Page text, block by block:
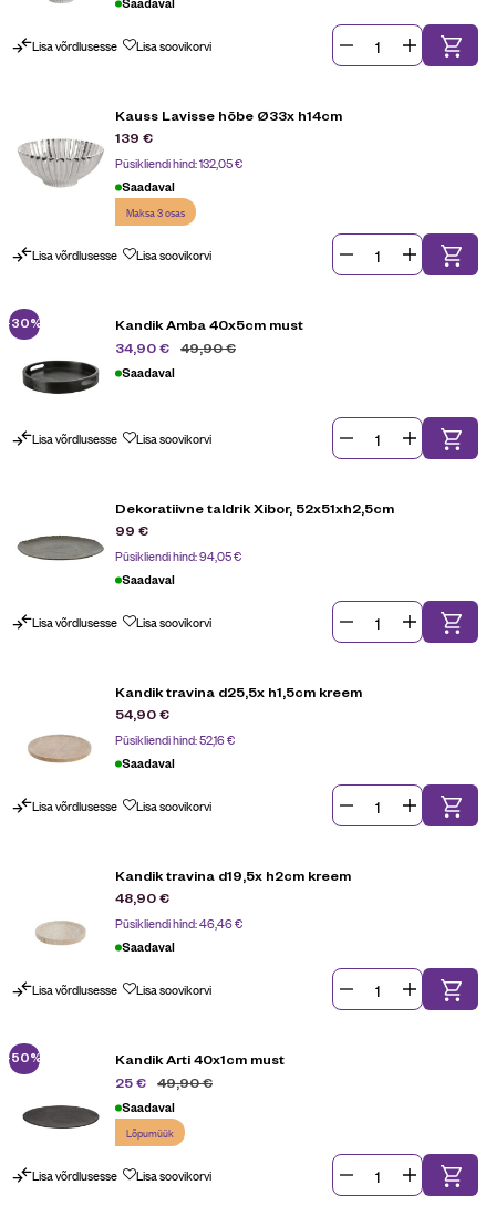
Lisa võrdlusesse Lisa soovikorvi
Kauss Lavisse hõbe Ø33x h14cm
139 €
Püsikliendi hind:132,05€
Saadaval
Maksa 3 osas
Lisa võrdlusesse Lisa soovikorvi
-30%
Kandik Amba 40x5cm must
49,90€
34,90€
Saadaval
Lisa võrdlusesse Lisa soovikorvi
Dekoratiivne taldrik Xibor, 52x51xh2,5cm
99 €
Püsikliendi hind:94,05€
Saadaval
Lisa võrdlusesse Lisa soovikorvi
Kandik travina d25,5x h1,5cm kreem
54,90€
Püsikliendi hind:52,16€
Saadaval
Lisa võrdlusesse Lisa soovikorvi
Kandik travina d19,5x h2cm kreem
48,90€
Püsikliendi hind:46,46€
Saadaval
Lisa võrdlusesse Lisa soovikorvi
-50%
Kandik Arti 40x1cm must
49,90€
25€
Saadaval
Lõpumüük
Lisa võrdlusesse Lisa soovikorvi